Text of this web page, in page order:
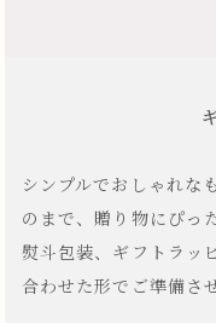
シンプルでおしゃれな
のまで、贈り物にぴっ
熨斗包装、ギフトラッ
合わせた形でご準備さ